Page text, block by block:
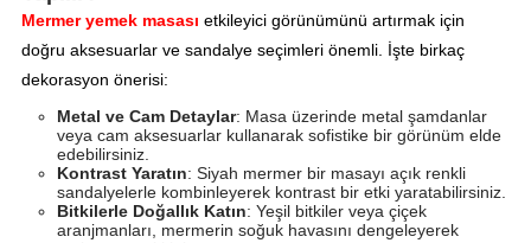
Mermer yemek masası etkileyici görünümünü artırmak için
doğru aksesuarlar ve sandalye seçimleri önemli. İşte birkaç
dekorasyon önerisi:
Metal ve Cam Detaylar: Masa üzerinde metal şamdanlar
veya cam aksesuarlar kullanarak sofistike bir görünüm elde
edebilirsiniz.
Kontrast Yaratın: Siyah mermer bir masayı açık renkli
sandalyelerle kombinleyerek kontrast bir etki yaratabilirsiniz.
Bitkilerle Doğallık Katın: Yeşil bitkiler veya çiçek
aranjmanları, mermerin soğuk havasını dengeleyerek